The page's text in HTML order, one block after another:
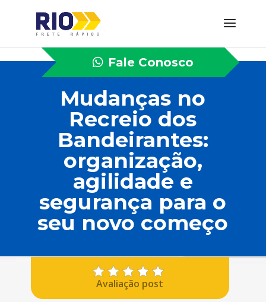
Fale Conosco
Mudanças no
Recreio dos
Bandeirantes:
organização,
agilidade e
segurança para o
seu novo começo
Avaliação post